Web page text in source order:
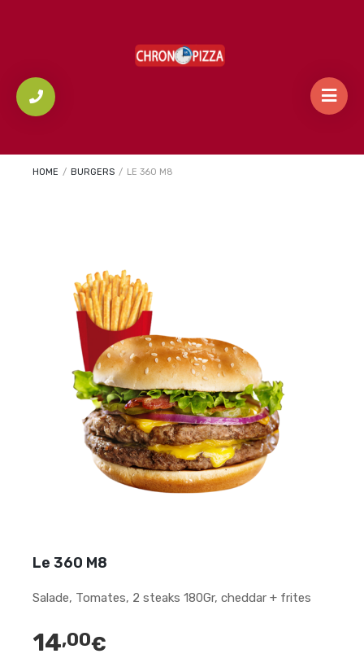
HOME / BURGERS / LE 360 M8
Le 360 M8
Salade, Tomates, 2 steaks 180Gr, cheddar + frites
14,00€